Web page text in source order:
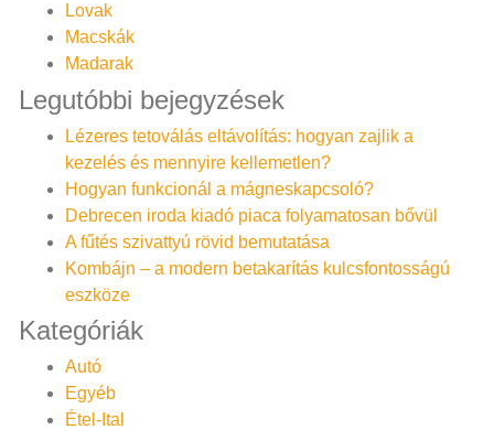
Lovak
Macskák
Madarak
Legutóbbi bejegyzések
Lézeres tetoválás eltávolítás: hogyan zajlik a
kezelés és mennyire kellemetlen?
Hogyan funkcionál a mágneskapcsoló?
Debrecen iroda kiadó piaca folyamatosan bővül
A fűtés szivattyú rövid bemutatása
Kombájn – a modern betakarítás kulcsfontosságú
eszköze
Kategóriák
Autó
Egyéb
Étel-Ital